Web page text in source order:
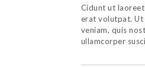
Cidunt ut
erat volutpat. Ut
veniam, quis
ullamcorper